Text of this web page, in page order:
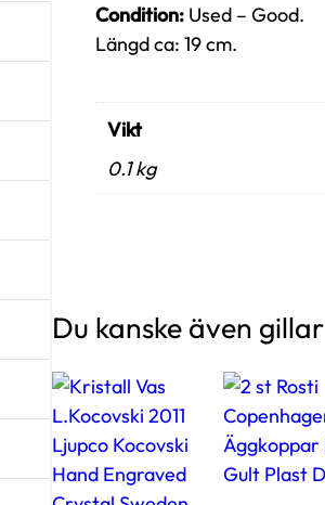
Condition: Used – Good.
Längd ca: 19 cm.
Vikt
0.1 kg
Du kanske även gillar